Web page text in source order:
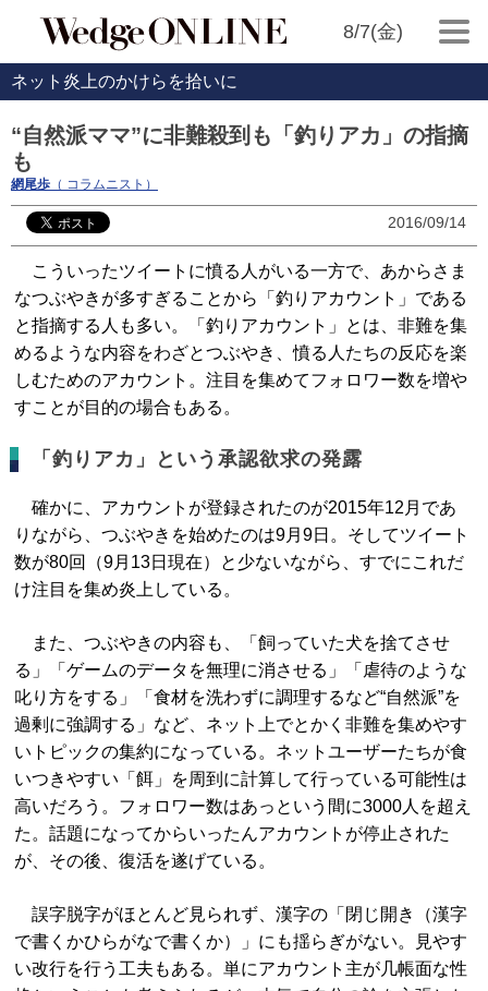
8/7(金)
ネット炎上のかけらを拾いに
“自然派ママ”に非難殺到も「釣りアカ」の指摘
も
網尾歩 （ コラムニスト）
2016/09/14
こういったツイートに憤る人がいる一方で、あからさま
なつぶやきが多すぎることから「釣りアカウント」である
と指摘する人も多い。「釣りアカウント」とは、非難を集
めるような内容をわざとつぶやき、憤る人たちの反応を楽
しむためのアカウント。注目を集めてフォロワー数を増や
すことが目的の場合もある。
「釣りアカ」という承認欲求の発露
確かに、アカウントが登録されたのが2015年12月であ
りながら、つぶやきを始めたのは9月9日。そしてツイート
数が80回（9月13日現在）と少ないながら、すでにこれだ
け注目を集め炎上している。
また、つぶやきの内容も、「飼っていた犬を捨てさせ
る」「ゲームのデータを無理に消させる」「虐待のような
叱り方をする」「食材を洗わずに調理するなど“自然派”を
過剰に強調する」など、ネット上でとかく非難を集めやす
いトピックの集約になっている。ネットユーザーたちが食
いつきやすい「餌」を周到に計算して行っている可能性は
高いだろう。フォロワー数はあっという間に3000人を超え
た。話題になってからいったんアカウントが停止された
が、その後、復活を遂げている。
誤字脱字がほとんど見られず、漢字の「閉じ開き（漢字
で書くかひらがなで書くか）」にも揺らぎがない。見やす
い改行を行う工夫もある。単にアカウント主が几帳面な性